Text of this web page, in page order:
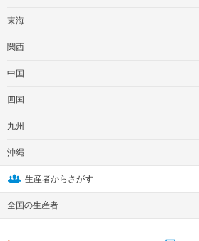
東海
関西
中国
四国
九州
沖縄
生産者からさがす
全国の生産者